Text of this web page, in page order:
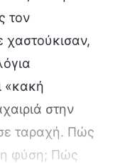
τον
χαστούκισαν,
«κακή
στην
ταραχή. Πώς
φύση; Πώς